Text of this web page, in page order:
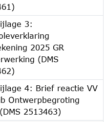
3:
2025 GR
(DMS
4: Brief reactie VV
Ontwerpbegroting
2513463)